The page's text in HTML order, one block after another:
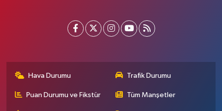
Hava Durumu Trafik Durumu
Puan Durumu ve Fikstür Tüm Manşetler